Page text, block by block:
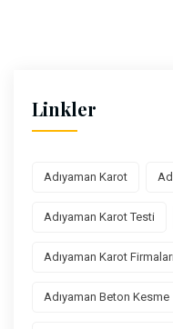
Linkler
Adıyaman Karot
Adıyaman Karot Testi
Adıyaman Karot Firmaları
Adıyaman Beton Kesme